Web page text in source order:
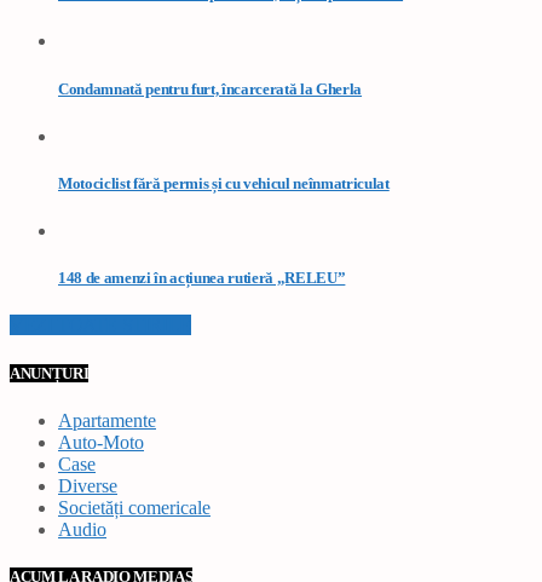
Condamnată pentru furt, încarcerată la Gherla
Motociclist fără permis și cu vehicul neînmatriculat
148 de amenzi în acțiunea rutieră „RELEU”
ANUNȚURI
Apartamente
Auto-Moto
Case
Diverse
Societăți comericale
Audio
ACUM LA RADIO MEDIAȘ